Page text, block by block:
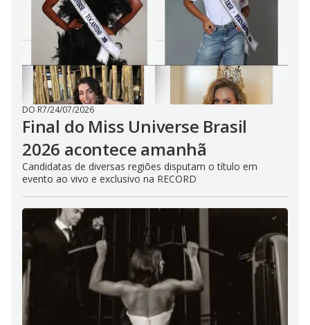
DO R7/24/07/2026
Final do Miss Universe Brasil
2026 acontece amanhã
Candidatas de diversas regiões disputam o título em
evento ao vivo e exclusivo na RECORD